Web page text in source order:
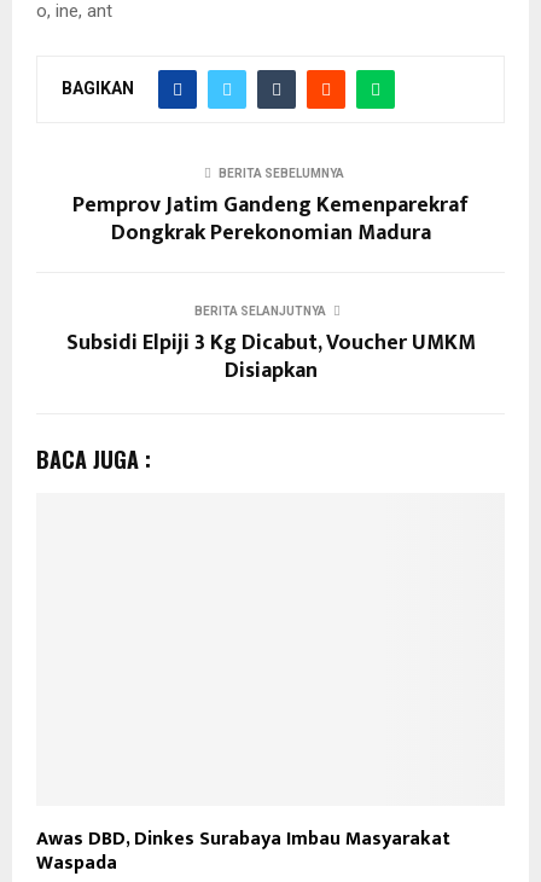
o, ine, ant
BAGIKAN
BERITA SEBELUMNYA
Pemprov Jatim Gandeng Kemenparekraf
Dongkrak Perekonomian Madura
BERITA SELANJUTNYA
Subsidi Elpiji 3 Kg Dicabut, Voucher UMKM
Disiapkan
BACA JUGA :
Awas DBD, Dinkes Surabaya Imbau Masyarakat
Waspada